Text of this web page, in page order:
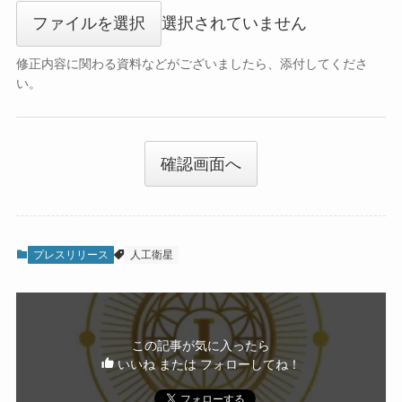
ファイルを選択 選択されていません
修正内容に関わる資料などがございましたら、添付してくださ
い。
確認画面へ
プレスリリース 人工衛星
この記事が気に入ったら
いいね または フォローしてね！